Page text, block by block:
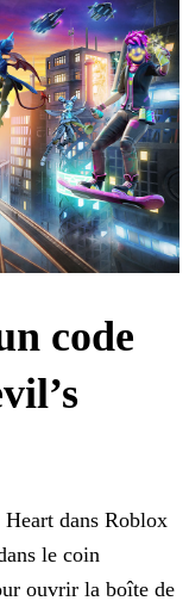
code
dans Roblox
le coin
ouvrir la boîte de